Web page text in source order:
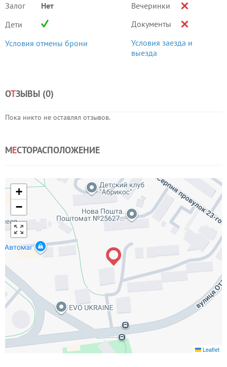
Залог
Нет
Дети
Условия отмены брони
Вечеринки
Документы
Условия заезда и
выезда
ОТЗЫВЫ (0)
Пока никто не оставлял отзывов.
МЕСТОРАСПОЛОЖЕНИЕ
+
−
Leaflet